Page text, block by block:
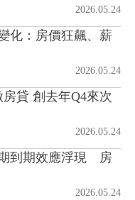
2026.05.24
化：房價狂飆、薪
2026.05.24
房貸 創去年Q4來次
2026.05.24
期到期效應浮現 房
2026.05.24